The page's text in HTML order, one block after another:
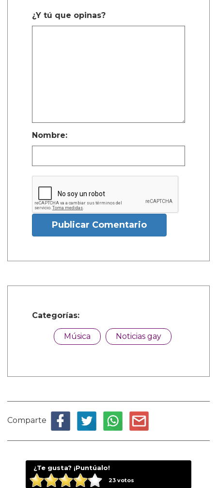
¿Y tú que opinas?
Nombre:
Publicar Comentario
Categorías:
Música Noticias gay
Comparte
¿Te gusta? ¡Puntúalo!
23votos